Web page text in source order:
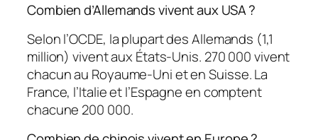
Combien d’Allemands vivent aux USA ?
Selon l’OCDE, la plupart des Allemands (1,1
million) vivent aux États-Unis. 270 000 vivent
chacun au Royaume-Uni et en Suisse. La
France, l’Italie et l’Espagne en comptent
chacune 200 000.